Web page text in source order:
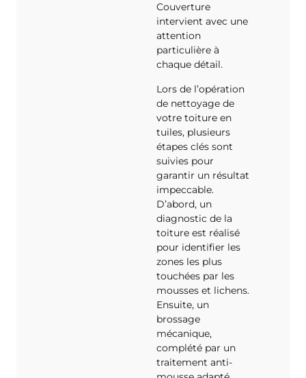
Couverture
intervient avec une
attention
particulière à
chaque détail.
Lors de l’opération
de nettoyage de
votre toiture en
tuiles, plusieurs
étapes clés sont
suivies pour
garantir un résultat
impeccable.
D’abord, un
diagnostic de la
toiture est réalisé
pour identifier les
zones les plus
touchées par les
mousses et lichens.
Ensuite, un
brossage
mécanique,
complété par un
traitement anti-